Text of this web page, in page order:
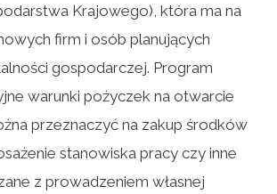
Krajowego), która ma na
firm i osób planujących
gospodarczej. Program
warunki pożyczek na otwarcie
przeznaczyć na zakup środków
stanowiska pracy czy inne
z prowadzeniem własnej